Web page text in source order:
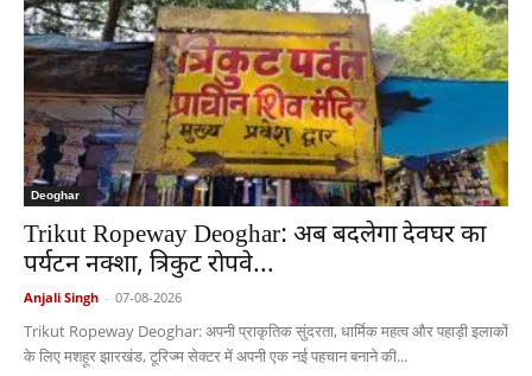
Deoghar
Trikut Ropeway Deoghar: अब बदलेगा देवघर का
पर्यटन नक्शा, त्रिकुट रोपवे...
Anjali Singh - 07-08-2026
Trikut Ropeway Deoghar: अपनी प्राकृतिक सुंदरता, धार्मिक महत्व और पहाड़ी इलाकों
के लिए मशहूर झारखंड, टूरिज्म सेक्टर में अपनी एक नई पहचान बनाने की...